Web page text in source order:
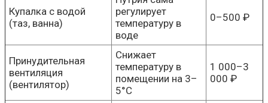
Купалка с водой
(таз, ванна)
регулирует
температуру в
воде
0–500 ₽
Принудительная
вентиляция
(вентилятор)
Снижает
температуру в
помещении на 3–
5°C
1 000–3
000 ₽